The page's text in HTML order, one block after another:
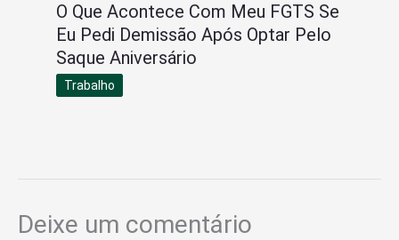
O Que Acontece Com Meu FGTS Se
Eu Pedi Demissão Após Optar Pelo
Saque Aniversário
Trabalho
Deixe um comentário